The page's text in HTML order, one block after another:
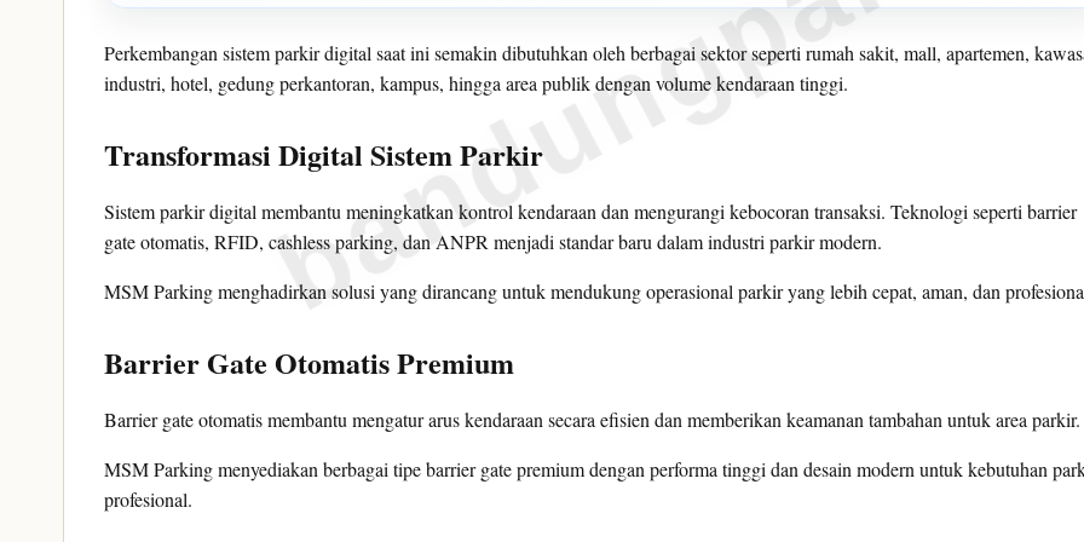
Perkembangan sistem parkir digital saat ini semakin dibutuhkan oleh berbagai sektor seperti rumah sakit, mall, apartemen,
industri, hotel, gedung perkantoran, kampus, hingga area publik dengan volume kendaraan tinggi.
Transformasi Digital Sistem Parkir
Sistem parkir digital membantu meningkatkan kontrol kendaraan dan mengurangi kebocoran transaksi. Teknologi seperti barrier
gate otomatis, RFID, cashless parking, dan ANPR menjadi standar baru dalam industri parkir modern.
MSM Parking menghadirkan solusi yang dirancang untuk mendukung operasional parkir yang lebih cepat, aman, dan
Barrier Gate Otomatis Premium
Barrier gate otomatis membantu mengatur arus kendaraan secara efisien dan memberikan keamanan tambahan untuk area parkir.
MSM Parking menyediakan berbagai tipe barrier gate premium dengan performa tinggi dan desain modern untuk kebutuhan
profesional.